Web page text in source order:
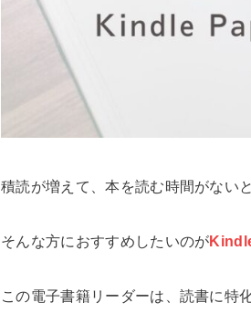
積読が増えて、本を読む時間がない
そんな方におすすめしたいのが
この電子書籍リーダーは、読書に特